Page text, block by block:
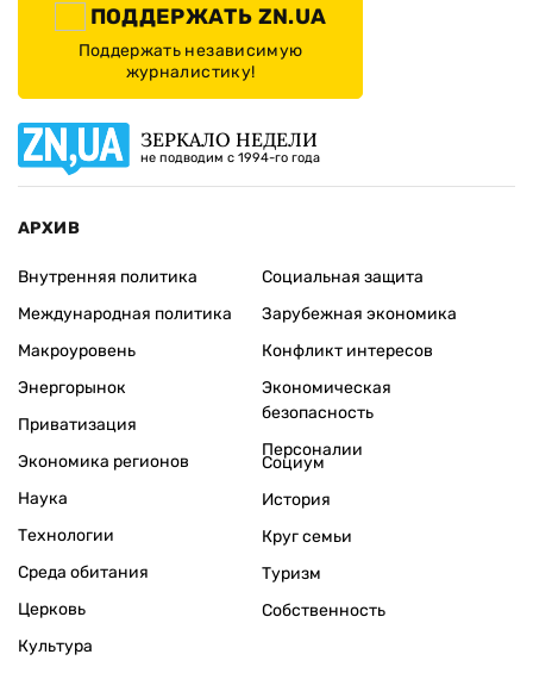
ПОДДЕРЖАТЬ ZN.UA
Поддержать независимую
журналистику!
ЗЕРКАЛО НЕДЕЛИ
не подводим с 1994-го года
АРХИВ
Внутренняя политика
Международная политика
Макроуровень
Энергорынок
Приватизация
Экономика регионов
Социальная защита
Зарубежная экономика
Конфликт интересов
Экономическая
безопасность
Персоналии
Наука
Технологии
Среда обитания
Церковь
Культура
Социум
История
Круг семьи
Туризм
Собственность